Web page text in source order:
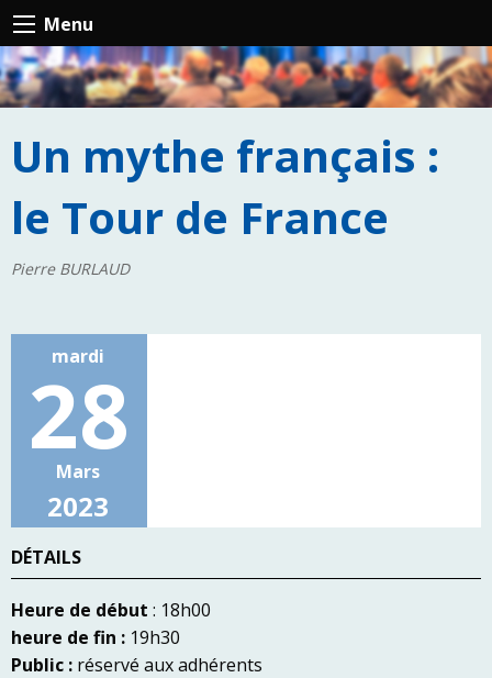
Menu
Un mythe français :
le Tour de France
Pierre BURLAUD
mardi
28
Mars
2023
DÉTAILS
Heure de début : 18h00
heure de fin : 19h30
Public : réservé aux adhérents